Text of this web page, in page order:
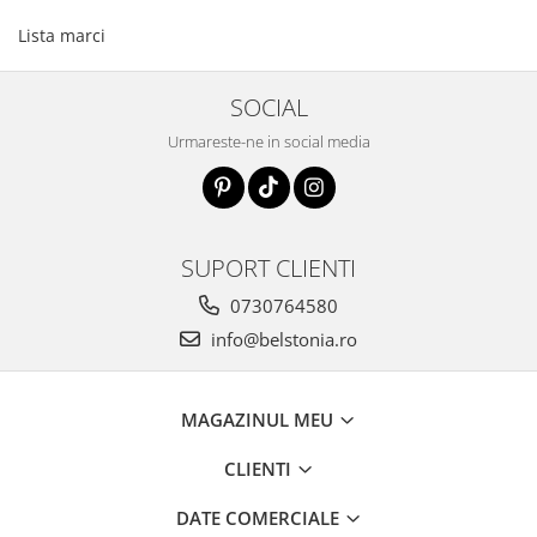
Lista marci
SOCIAL
Urmareste-ne in social media
SUPORT CLIENTI
0730764580
info@belstonia.ro
MAGAZINUL MEU
CLIENTI
DATE COMERCIALE